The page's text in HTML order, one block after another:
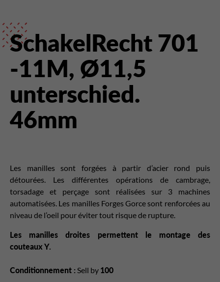
SchakelRecht 701
-11M, Ø11,5
unterschied.
46mm
Les manilles sont forgées à partir d’acier rond puis
détourées. Les différentes opérations de cambrage,
torsadage et perçage sont réalisées sur 3 machines
automatisées. Les manilles Forges Gorce sont renforcées au
niveau de l’oeil pour éviter tout risque de rupture.
Les manilles droites permettent le montage des
couteaux Y.
Conditionnement : Sell by 100